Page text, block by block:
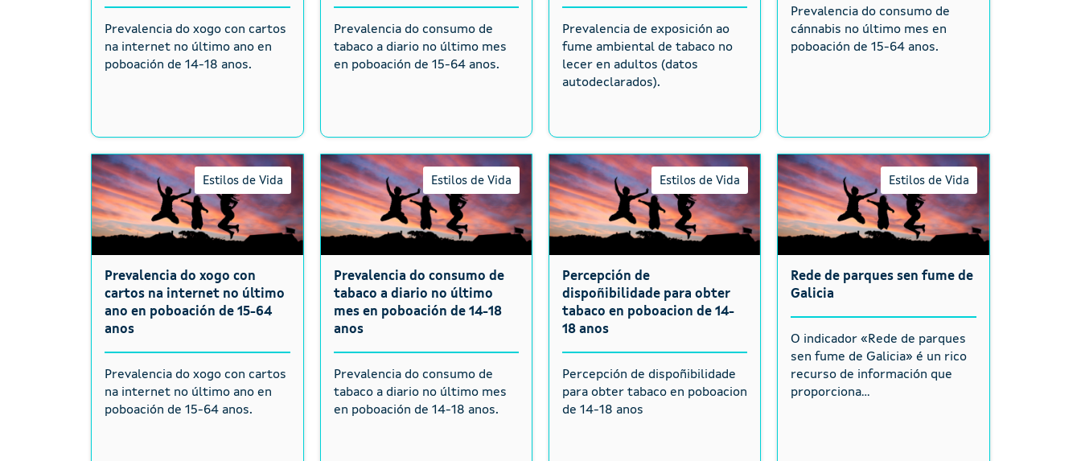
Prevalencia do xogo con cartos
na internet no último ano en
poboación de 14-18 anos.
Prevalencia do consumo de
tabaco a diario no último mes
en poboación de 15-64 anos.
Prevalencia de exposición ao
fume ambiental de tabaco no
lecer en adultos (datos
autodeclarados).
Prevalencia do consumo de
cánnabis no último mes en
poboación de 15-64 anos.
Estilos de Vida
Prevalencia do xogo con
cartos na internet no último
ano en poboación de 15-64
anos
Prevalencia do xogo con cartos
na internet no último ano en
poboación de 15-64 anos.
Estilos de Vida
Prevalencia do consumo de
tabaco a diario no último
mes en poboación de 14-18
anos
Prevalencia do consumo de
tabaco a diario no último mes
en poboación de 14-18 anos.
Estilos de Vida
Percepción de
dispoñibilidade para obter
tabaco en poboacion de 14-
18 anos
Percepción de dispoñibilidade
para obter tabaco en poboacion
de 14-18 anos
Estilos de Vida
Rede de parques sen fume de
Galicia
O indicador «Rede de parques
sen fume de Galicia» é un rico
recurso de información que
proporciona...